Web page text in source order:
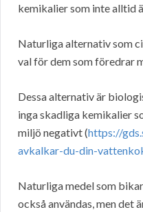
kemikalier som inte alltid
Naturliga alternativ som
val för dem som föredrar
Dessa alternativ är
inga skadliga kemikalier
miljö negativt (https://
avkalkar-du-din-
Naturliga medel som
också användas, men det